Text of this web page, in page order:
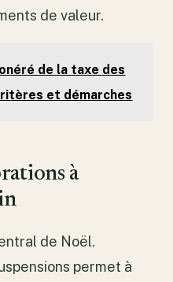
de valeur.
de la taxe des
et démarches
à
de Noël.
permet à